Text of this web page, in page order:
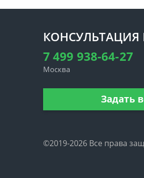
7 499 938-64-27
Москва
Задать
©2019-2026 Все права